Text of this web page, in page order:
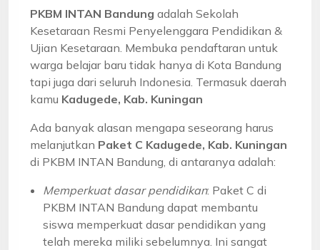
PKBM INTAN Bandung adalah Sekolah
Kesetaraan Resmi Penyelenggara Pendidikan &
Ujian Kesetaraan. Membuka pendaftaran untuk
warga belajar baru tidak hanya di Kota Bandung
tapi juga dari seluruh Indonesia. Termasuk daerah
kamu Kadugede, Kab. Kuningan
Ada banyak alasan mengapa seseorang harus
melanjutkan Paket C Kadugede, Kab. Kuningan
di PKBM INTAN Bandung, di antaranya adalah:
Memperkuat dasar pendidikan: Paket C di
PKBM INTAN Bandung dapat membantu
siswa memperkuat dasar pendidikan yang
telah mereka miliki sebelumnya. Ini sangat